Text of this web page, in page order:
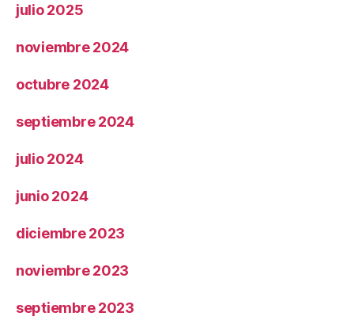
julio 2025
noviembre 2024
octubre 2024
septiembre 2024
julio 2024
junio 2024
diciembre 2023
noviembre 2023
septiembre 2023